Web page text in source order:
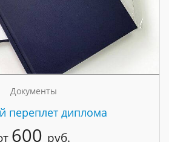
Документы
переплет диплома
600 руб.